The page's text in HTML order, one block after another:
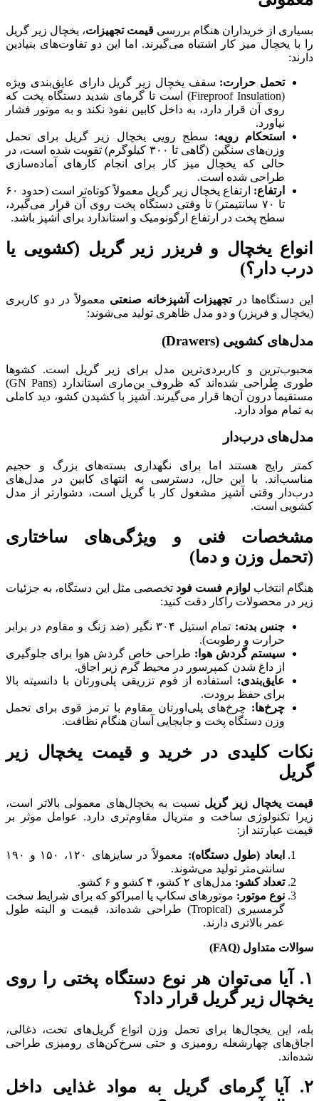
بسیاری از خریداران هنگام بررسی قیمت تجهیزات، یخچال زیر گریل
را با یخچال میز کار اشتباه می‌گیرند. اما این دو تفاوت‌های بنیادین
دارند:
تحمل حرارت: سقف یخچال زیر گریل دارای عایق‌بندی ویژه
(Fireproof Insulation) است تا گرمای شدید دستگاه پخت که
روی آن قرار دارد، به داخل کابین نفوذ نکند و به موتور فشار
نیاورد.
استحکام رویه: سطح رویی یخچال زیر گریل برای تحمل
وزن‌های سنگین (گاهی تا ۳۰۰ کیلوگرم) تقویت شده است، در
حالی که یخچال میز کار برای انجام کارهای آماده‌سازی
طراحی شده است.
ارتفاع:
ارتفاع یخچال زیر گریل معمولاً کوتاه‌تر است (حدود ۶۰
تا ۷۰ سانتیمتر) تا وقتی دستگاه پخت روی آن قرار می‌گیرد،
سطح پخت در ارتفاع ارگونومیک و استاندارد برای آشپز باشد.
انواع یخچال و فریزر زیر گریل (کشویی یا
درب دار؟)
این دستگاه‌ها درتجهیزات آشپزخانه صنعتی معمولاً در دو کاربری
(یخچال و فریزر) و دو مدل ظاهری تولید می‌شوند:
مدل‌های کشویی (Drawers
)
محبوب‌ترین و کاربردی‌ترین مدل برای زیر گریل است. کشوها
طوری طراحی شده‌اند که ظروف بن‌ماری استاندارد (GN Pans)
مستقیماً درون آن‌ها قرار می‌گیرند. آشپز با کشیدن کشو، دید کاملی
به تمام مواد دارد.
مدل‌های درب‌دار
کمتر رایج هستند اما برای نگهداری بسته‌های بزرگ و حجیم
مناسب‌اند. با این حال، دسترسی به انتهای کابین در مدل‌های
درب‌دار وقتی آشپز مشغول کار با گریل است، دشوارتر از مدل
کشویی است.
مشخصات فنی و ویژگی‌های ساختاری
(تحمل وزن و دما)
هنگام انتخاب لوازم فست فود تخصصی مثل این دستگاه، به جزئیات
زیر در محصولات راکار دقت کنید:
جنس بدنه:
تمام استیل ۳۰۴ نگیر (ضد زنگ و مقاوم در برابر
حرارت و رطوبت).
سیستم گردش هوا: طراحی خاص گردش هوا برای جلوگیری
از داغ شدن کمپرسور در محیط گرم زیر اجاق.
عایق‌بندی: استفاده از فوم تزریقی پلی‌ورتان با دانسیته بالا
برای حفظ برودت.
چرخ‌ها: چرخ‌های پلی‌اورتان مقاوم با ترمز قوی برای تحمل
وزن دستگاه پخت و جابجایی آسان هنگام نظافت.
نکات کلیدی در خرید و قیمت یخچال زیر
گریل
قیمت یخچال زیر گریل نسبت به یخچال‌های معمولی بالاتر است،
زیرا تکنولوژی ساخت و متریال مقاوم‌تری دارد. عوامل موثر بر
قیمت عبارتند از:
ابعاد (طول دستگاه):
معمولاً در سایزهای ۱۲۰، ۱۵۰ و ۱۹۰
سانتی‌متر تولید می‌شوند.
تعداد کشو: مدل‌های ۲ کشو، ۴ کشو و ۶ کشو.
نوع موتور: موتورهای سکاپ یا امبراکو که برای شرایط سخت
گرمسیری (Tropical) طراحی شده‌اند، قیمت و البته طول
عمر بالاتری دارند.
سوالات متداول (FAQ
)
۱. آیا می‌توان هر نوع دستگاه پختی را روی
یخچال زیر گریل قرار داد؟
بله، این یخچال‌ها برای تحمل وزن انواع گریل‌های تخت، ذغالی،
اجاق‌های چهارشعله رومیزی و حتی سرخ‌کن‌های رومیزی طراحی
شده‌اند.
۲. آیا گرمای گریل به مواد غذایی داخل